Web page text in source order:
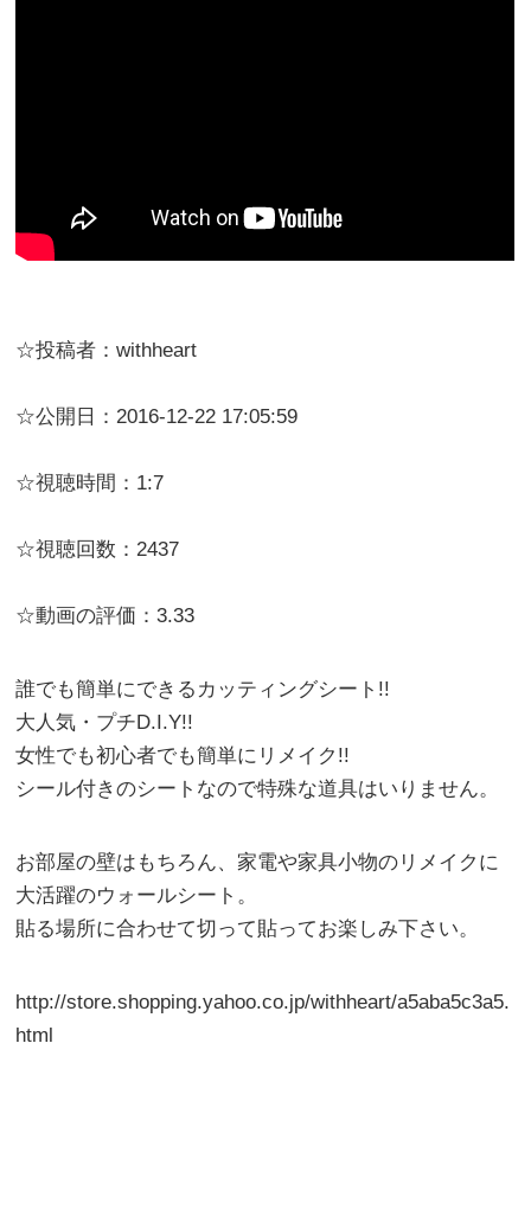
☆投稿者：withheart
☆公開日：2016-12-22 17:05:59
☆視聴時間：1:7
☆視聴回数：2437
☆動画の評価：3.33
誰でも簡単にできるカッティングシート!!
大人気・プチD.I.Y!!
女性でも初心者でも簡単にリメイク!!
シール付きのシートなので特殊な道具はいりません。
お部屋の壁はもちろん、家電や家具小物のリメイクに
大活躍のウォールシート。
貼る場所に合わせて切って貼ってお楽しみ下さい。
http://store.shopping.yahoo.co.jp/withheart/a5aba5c3a5.
html